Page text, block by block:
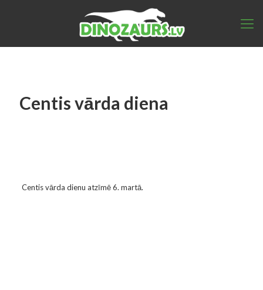
Centis vārda diena
Centis vārda dienu atzīmē 6. martā.